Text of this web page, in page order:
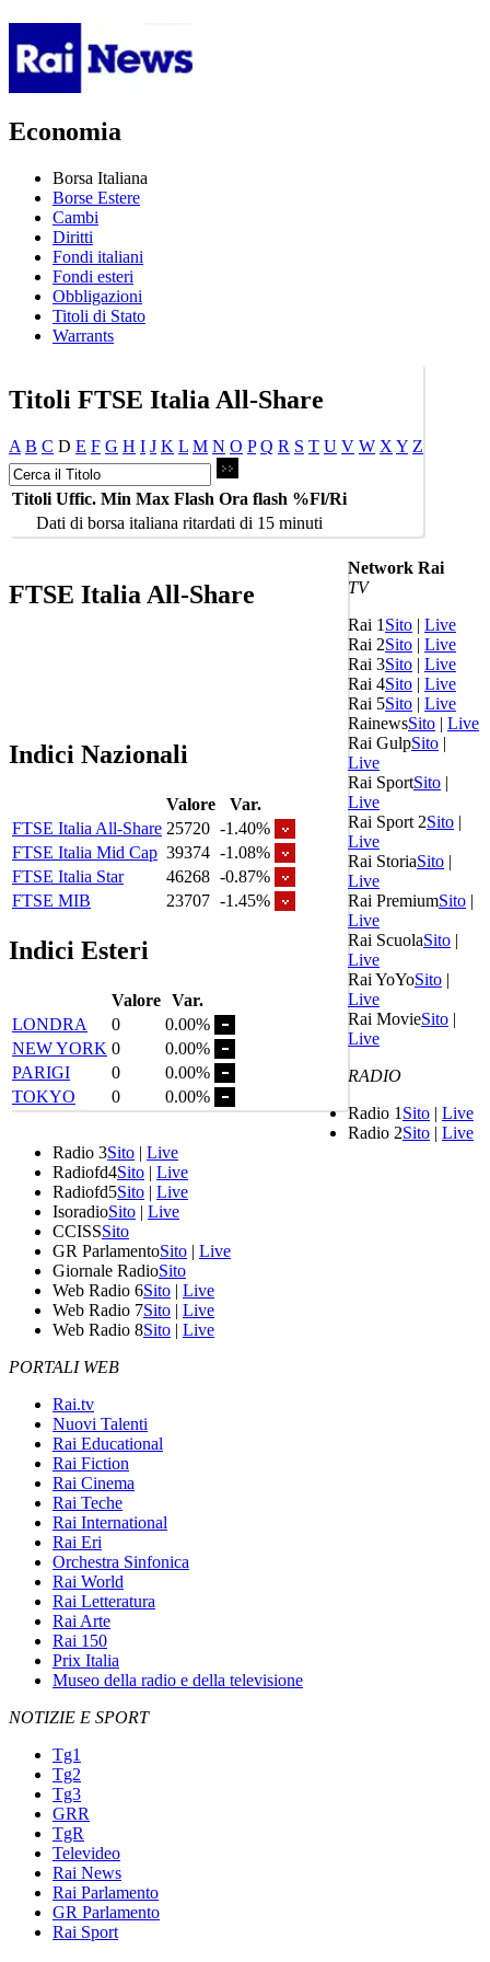
Economia
Borsa Italiana
Borse Estere
Cambi
Diritti
Fondi italiani
Fondi esteri
Obbligazioni
Titoli di Stato
Warrants
Titoli FTSE Italia All-Share
A B C D E F G H I J K L M N O P Q R S T U V W X Y Z
Titoli Uffic. Min Max Flash Ora flash %Fl/Ri
Dati di borsa italiana ritardati di 15 minuti
FTSE Italia All-Share
Indici Nazionali
Valore
Var.
FTSE Italia All-Share 25720 -1.40%
FTSE Italia Mid Cap 39374 -1.08%
FTSE Italia Star
46268 -0.87%
FTSE MIB
23707 -1.45%
Indici Esteri
Valore Var.
LONDRA
0
0.00%
NEW YORK 0
0.00%
PARIGI
0
0.00%
TOKYO
0 0.00%
Network Rai
TV
Rai 1 Sito | Live
Rai 2Sito | Live
Rai 3Sito | Live
Rai 4Sito | Live
Rai 5Sito | Live
RainewsSito | Live
Rai GulpSito |
Live
Rai SportSito |
Live
Rai Sport 2Sito |
Live
Rai StoriaSito |
Live
Rai PremiumSito |
Live
Rai ScuolaSito |
Live
Rai YoYoSito |
Live
Rai MovieSito |
Live
RADIO
Radio 1 Sito | Live
Radio 2Sito | Live
Radio 3Sito | Live
Radiofd4Sito | Live
Radiofd5Sito | Live
IsoradioSito | Live
CCISSSito
GR ParlamentoSito | Live
Giornale RadioSito
Web Radio 6Sito | Live
Web Radio 7Sito | Live
Web Radio 8Sito | Live
PORTALI WEB
Rai.tv
Nuovi Talenti
Rai Educational
Rai Fiction
Rai Cinema
Rai Teche
Rai International
Rai Eri
Orchestra Sinfonica
Rai World
Rai Letteratura
Rai Arte
Rai 150
Prix Italia
Museo della radio e della televisione
NOTIZIE E SPORT
Tg1
Tg2
Tg3
GRR
TgR
Televideo
Rai News
Rai Parlamento
GR Parlamento
Rai Sport